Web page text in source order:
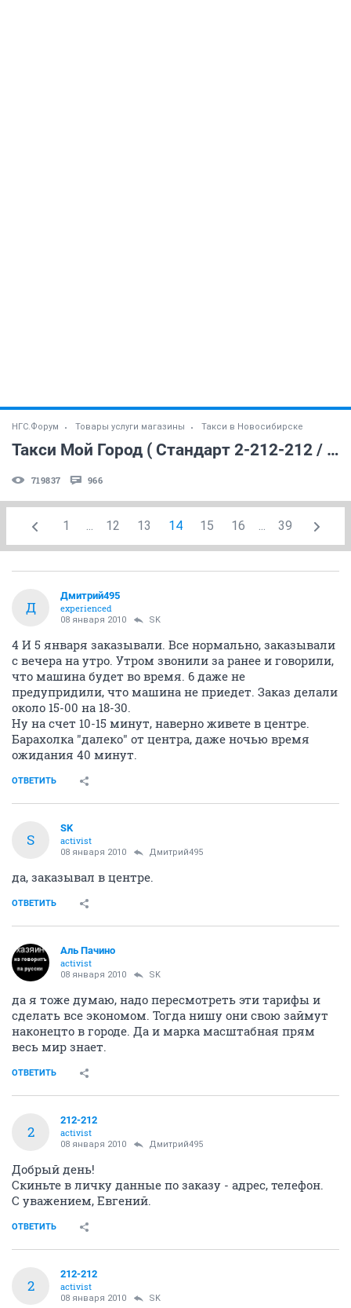
НГС.Форум Товары услуги магазины Такси в Новосибирске
Такси Мой Город ( Стандарт 2-212-212 / Комфорт 230-33-33)
719837 966
1 ... 12 13 14 15 16 ... 39
Д
Дмитрий495
experienced
08 января 2010 SK
4 И 5 января заказывали. Все нормально, заказывали
с вечера на утро. Утром звонили за ранее и говорили,
что машина будет во время. 6 даже не
предупридили, что машина не приедет. Заказ делали
около 15-00 на 18-30.
Ну на счет 10-15 минут, наверно живете в центре.
Барахолка "далеко" от центра, даже ночью время
ожидания 40 минут.
ОТВЕТИТЬ
S
SK
activist
08 января 2010 Дмитрий495
да, заказывал в центре.
ОТВЕТИТЬ
Аль Пачино
activist
08 января 2010 SK
да я тоже думаю, надо пересмотреть эти тарифы и
сделать все экономом. Тогда нишу они свою займут
наконецто в городе. Да и марка масштабная прям
весь мир знает.
ОТВЕТИТЬ
2
212-212
activist
08 января 2010 Дмитрий495
Добрый день!
Скиньте в личку данные по заказу - адрес, телефон.
С уважением, Евгений.
ОТВЕТИТЬ
2
212-212
activist
08 января 2010 SK